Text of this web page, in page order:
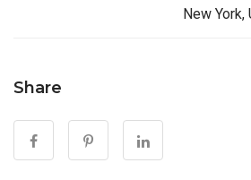
New York,
Share